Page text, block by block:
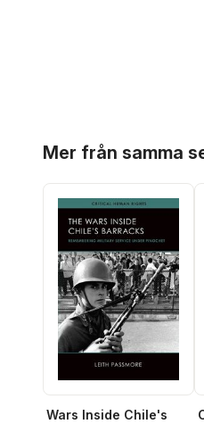
Mer från samma
Wars Inside Chile's